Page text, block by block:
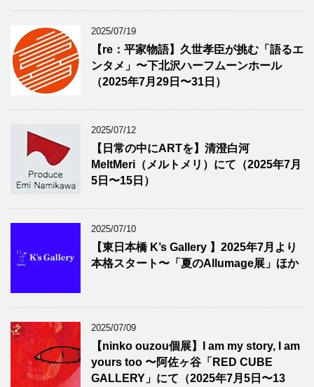
2025/07/19
【re：平家物語】久世孝臣が挑む「語るエ
ンタメ」〜下北沢ハーフムーンホール
（2025年7月29日〜31日）
2025/07/12
【日常の中にARTを】清澄白河
MeltMeri（メルトメリ）にて（2025年7月
5日〜15日）
2025/07/10
【東日本橋 K’s Gallery 】2025年7月より
本格スタート〜「夏のAllumage展」ほか
2025/07/09
【ninko ouzou個展】I am my story, I am
yours too 〜阿佐ヶ谷「RED CUBE
GALLERY」にて（2025年7月5日〜13